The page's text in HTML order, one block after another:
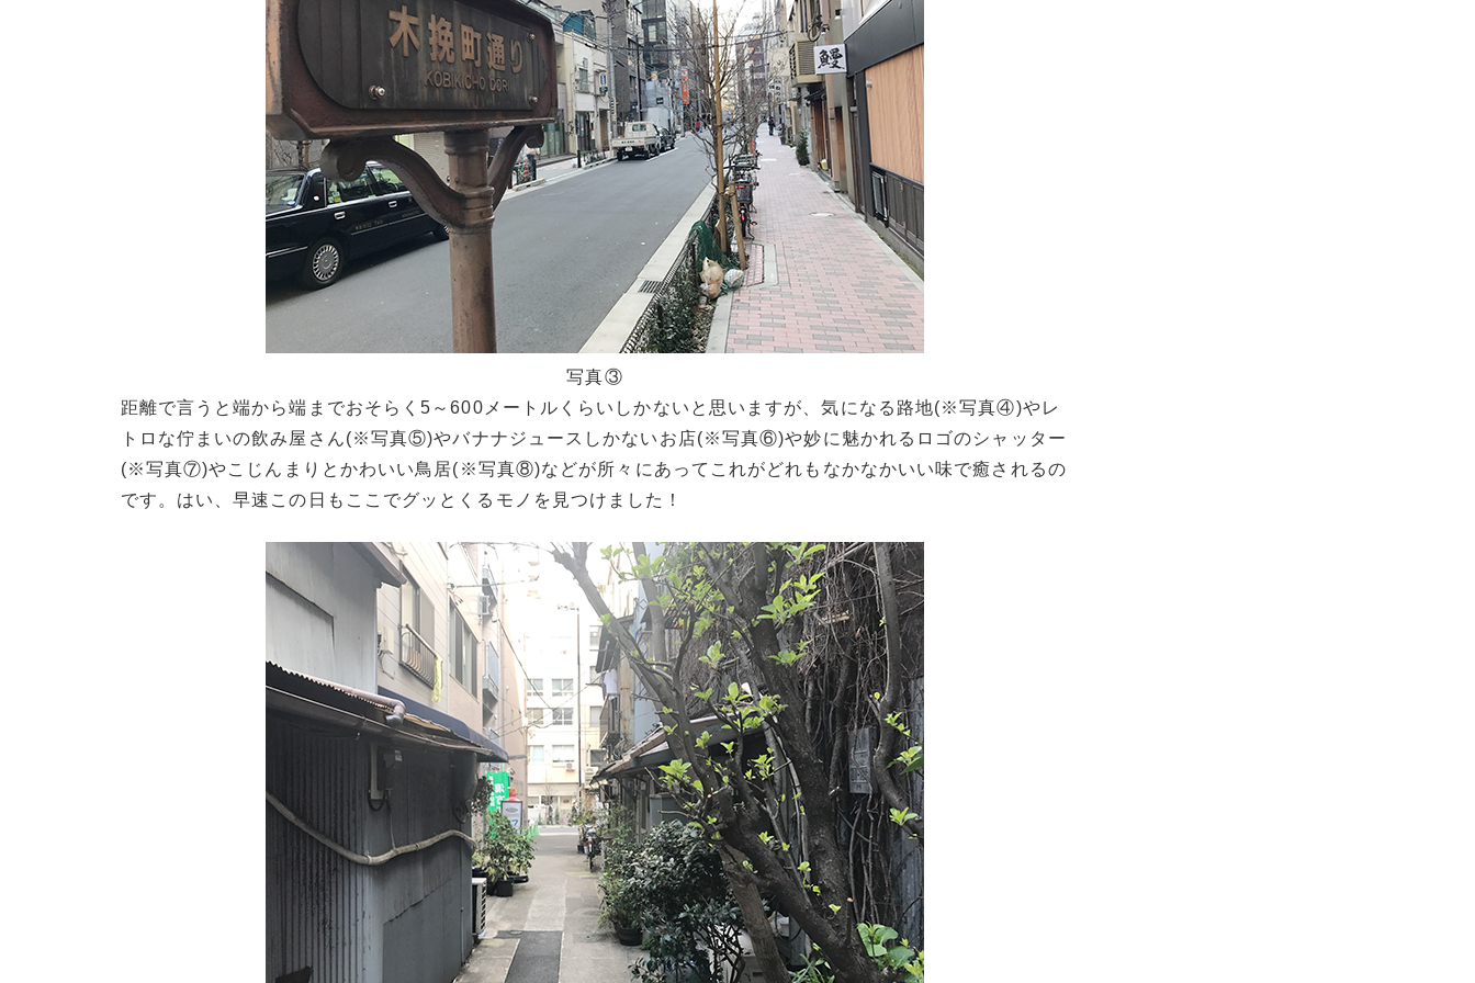
写真③
距離で言うと端から端までおそらく5～600メートルくらいしかないと思いますが、気になる路地(※写真④)やレ
トロな佇まいの飲み屋さん(※写真⑤)やバナナジュースしかないお店(※写真⑥)や妙に魅かれるロゴのシャッター
(※写真⑦)やこじんまりとかわいい鳥居(※写真⑧)などが所々にあってこれがどれもなかなかいい味で癒されるの
です。はい、早速この日もここでグッとくるモノを見つけました！